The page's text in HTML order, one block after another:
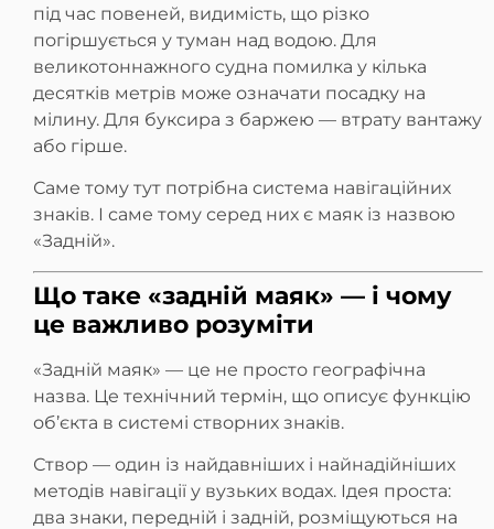
під час повеней, видимість, що різко
погіршується у туман над водою. Для
великотоннажного судна помилка у кілька
десятків метрів може означати посадку на
мілину. Для буксира з баржею — втрату вантажу
або гірше.
Саме тому тут потрібна система навігаційних
знаків. І саме тому серед них є маяк із назвою
«Задній».
Що таке «задній маяк» — і чому
це важливо розуміти
«Задній маяк» — це не просто географічна
назва. Це технічний термін, що описує функцію
об’єкта в системі створних знаків.
Створ — один із найдавніших і найнадійніших
методів навігації у вузьких водах. Ідея проста:
два знаки, передній і задній, розміщуються на